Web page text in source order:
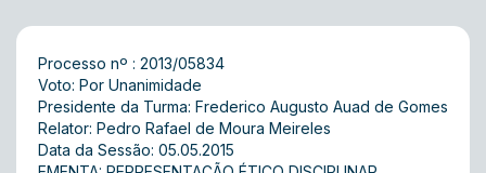
Processo nº : 2013/05834
Voto: Por Unanimidade
Presidente da Turma: Frederico Augusto Auad de Gomes
Relator: Pedro Rafael de Moura Meireles
Data da Sessão: 05.05.2015